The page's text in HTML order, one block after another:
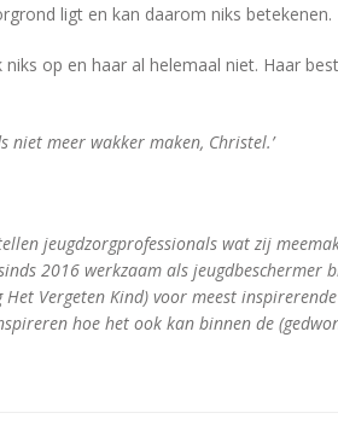
ligt en kan daarom niks betekenen.
op en haar al helemaal niet. Haar
niet meer wakker maken, Christel.’
jeugdzorgprofessionals wat zij
2016 werkzaam als jeugdbeschermer
Vergeten Kind) voor meest
hoe het ook kan binnen de